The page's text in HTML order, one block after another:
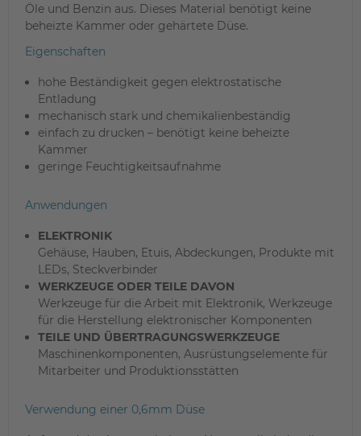
Öle und Benzin aus. Dieses Material benötigt keine
beheizte Kammer oder gehärtete Düse.
Eigenschaften
hohe Beständigkeit gegen elektrostatische
Entladung
mechanisch stark und chemikalienbeständig
einfach zu drucken – benötigt keine beheizte
Kammer
geringe Feuchtigkeitsaufnahme
Anwendungen
ELEKTRONIK
Gehäuse, Hauben, Etuis, Abdeckungen, Produkte mit
LEDs, Steckverbinder
WERKZEUGE ODER TEILE DAVON
Werkzeuge für die Arbeit mit Elektronik, Werkzeuge
für die Herstellung elektronischer Komponenten
TEILE UND ÜBERTRAGUNGSWERKZEUGE
Maschinenkomponenten, Ausrüstungselemente für
Mitarbeiter und Produktionsstätten
Verwendung einer 0,6mm Düse